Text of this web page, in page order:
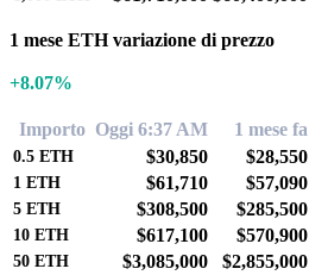
1 mese ETH variazione di prezzo
+8.07%
Importo Oggi 6:37 AM 1 mese fa
0.5 ETH $30,850 $28,550
1 ETH $61,710 $57,090
5 ETH $308,500 $285,500
10 ETH $617,100 $570,900
50 ETH $3,085,000 $2,855,000